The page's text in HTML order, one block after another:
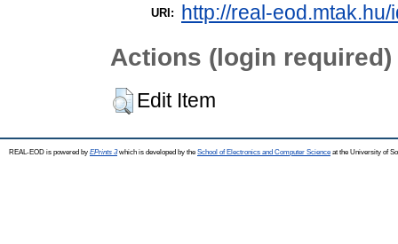
URI: http://real-
Actions (login required)
Edit Item
REAL-EOD is powered by EPrints 3which is developed by the School of Electronics and Computer Science at the University of